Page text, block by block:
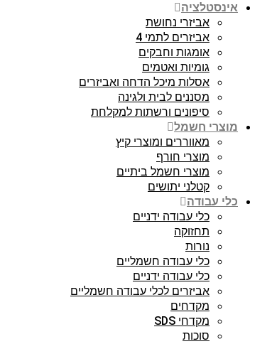
אינסטלציה
אביזרי נחושת
אביזרים לתמי 4
אומגות וחבקים
גומיות ואטמים
אסלות מיכל הדחה ואביזרים
מסננים לבית ולגינה
סיפונים ורשתות למקלחת
מוצרי חשמל
מאווררים ומוצרי קיץ
מוצרי חורף
מוצרי חשמל ביתיים
קטלני יתושים
כלי עבודה
כלי עבודה ידניים
תחזוקה
נורות
כלי עבודה חשמליים
כלי עבודה ידניים
אביזרים לכלי עבודה חשמליים
מקדחים
מקדחי SDS
סוכות